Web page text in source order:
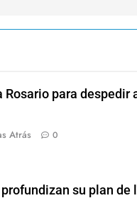
para despedir
Atrás 0
profundizan su plan de